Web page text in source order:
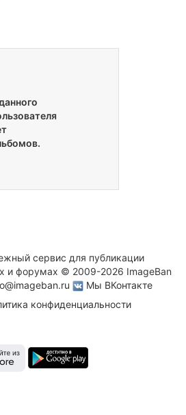
сервис для публикации
и форумах © 2009-2026 ImageBan
Мы ВКонтакте
конфиденциальности